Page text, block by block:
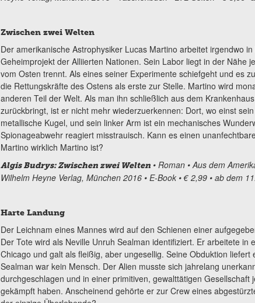
Zwischen zwei Welten
Der amerikanische Astrophysiker Lucas Martino arbeitet irgendwo
Geheimprojekt der Alliierten Nationen. Sein Labor liegt in der Nähe
vom Osten trennt. Als eines seiner Experimente schiefgeht und es
die Rettungskräfte des Ostens als erste zur Stelle. Martino wird
anderen Teil der Welt. Als man ihn schließlich aus dem
zurückbringt, ist er nicht mehr wiederzuerkennen: Dort, wo einst
metallische Kugel, und sein linker Arm ist ein mechanisches
Spionageabwehr reagiert misstrauisch. Kann es einen
Martino wirklich Martino ist?
Algis Budrys: Zwischen zwei Welten • Roman • Aus dem
Wilhelm Heyne Verlag, München 2016 • E-Book • € 2,99 • ab dem
Harte Landung
Der Leichnam eines Mannes wird auf den Schienen einer
Der Tote wird als Neville Unruh Sealman identifiziert. Er arbeitete in
Chicago und galt als fleißig, aber ungesellig. Seine Obduktion liefert
Sealman war kein Mensch. Der Alien musste sich jahrelang
durchgeschlagen und in einer primitiven, gewalttätigen Gesellschaft
gekämpft haben. Anscheinend gehörte er zur Crew eines